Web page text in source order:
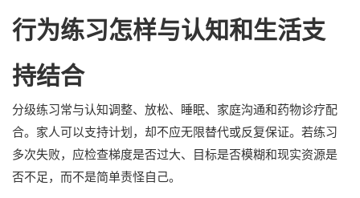
行为练习怎样与认知和生活支
持结合
分级练习常与认知调整、放松、睡眠、家庭沟通和药物诊疗配
合。家人可以支持计划，却不应无限替代或反复保证。若练习
多次失败，应检查梯度是否过大、目标是否模糊和现实资源是
否不足，而不是简单责怪自己。